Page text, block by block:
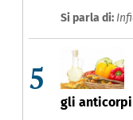
Si parla di:
5
gli